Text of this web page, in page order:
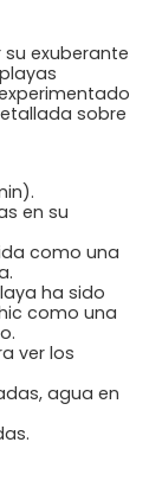
exuberante
sobre
en su
como una
ha sido
como una
ver los
agua en